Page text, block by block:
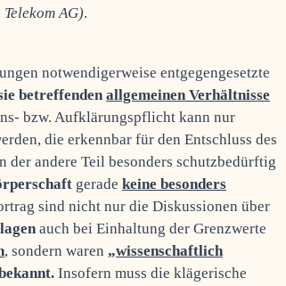
AG).
notwendigerweise entgegengesetzte
betreffendenallgemeinen Verhältnisse
bzw. Aufklärungspflicht kann nur
die erkennbar für den Entschluss des
der andere Teil besonders schutzbedürftig
gerade keine besonders
sind nicht nur die Diskussionen über
auch bei Einhaltung der Grenzwerte
, sondern waren „wissenschaftlich
Insofern muss die klägerische